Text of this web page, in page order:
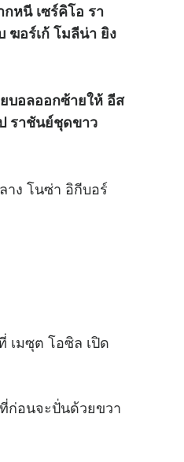
หนี เซร์คิโอ รา
ฆอร์เก้ โมลีน่า ยิง
บอลออกซ้ายให้ อีส
ราชันย์ชุดขาว
าง โนซ่า อิกีบอร์
เมซุต โอซิล เปิด
ก่อนจะปั่นด้วยขวา